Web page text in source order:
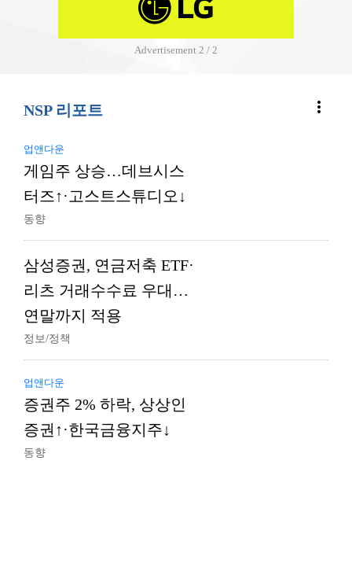
Advertisement 2 / 2
NSP 리포트 more_vert
업앤다운
게임주 상승…데브시스
터즈↑·고스트스튜디오↓
동향
삼성증권, 연금저축 ETF·
리츠 거래수수료 우대…
연말까지 적용
정보/정책
업앤다운
증권주 2% 하락, 상상인
증권↑·한국금융지주↓
동향